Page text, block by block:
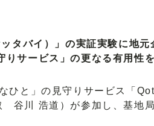
タバイ）」の実証実験に地元
りサービス」の更なる有用性
と」の見守りサービス「
谷川 浩道）が参加し、基地